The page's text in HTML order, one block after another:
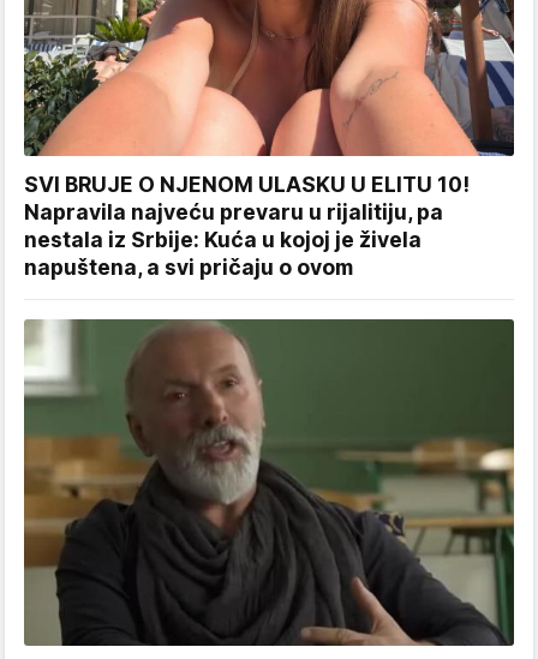
SVI BRUJE O NJENOM ULASKU U ELITU 10!
Napravila najveću prevaru u rijalitiju, pa
nestala iz Srbije: Kuća u kojoj je živela
napuštena, a svi pričaju o ovom